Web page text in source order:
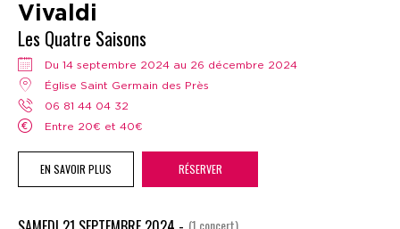
Vivaldi
Les Quatre Saisons
Du 14 septembre 2024 au 26 décembre 2024
Église Saint Germain des Près
06 81 44 04 32
Entre 20€ et 40€
EN SAVOIR PLUS RÉSERVER
(1 concert)